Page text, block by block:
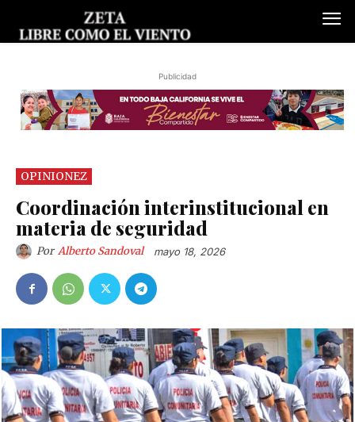
Publicidad
OPINIONEZ
Coordinación interinstitucional en
materia de seguridad
Por Alberto Sandoval mayo 18, 2026